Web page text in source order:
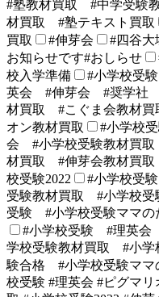
#塾教材買取 #中学受
材買取 #塾テキスト買取
買取
#伸芽会 #四谷大
お知らせです#おしらせ
校入学準備
#小学校受験
英会 #伸芽会 #奨学社
材買取 #こぐま会教材
オン教材買取
#小学校
会 #小学校受験教材買
材買取 #伸芽会教材買
校受験2022
#小学校受
受験教材買取 #小学校
受験 #小学校受験ママ
#小学校受験 #理英
学校受験教材買取 #小
験合格 #小学校受験マ
校受験 #理英会 #ピグマ